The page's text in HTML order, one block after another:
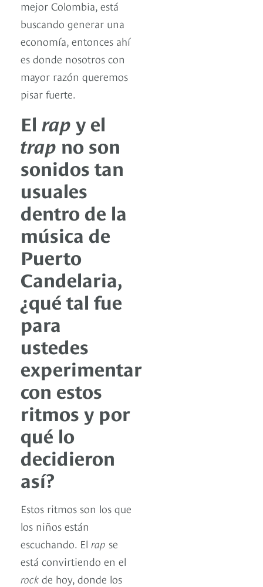
mejor Colombia, está
buscando generar una
economía, entonces ahí
es donde nosotros con
mayor razón queremos
pisar fuerte.
El rap y el
trap no son
sonidos tan
usuales
dentro de la
música de
Puerto
Candelaria,
¿qué tal fue
para
ustedes
experimentar
con estos
ritmos y por
qué lo
decidieron
así?
Estos ritmos son los que
los niños están
escuchando. El rap se
está convirtiendo en el
rock de hoy, donde los